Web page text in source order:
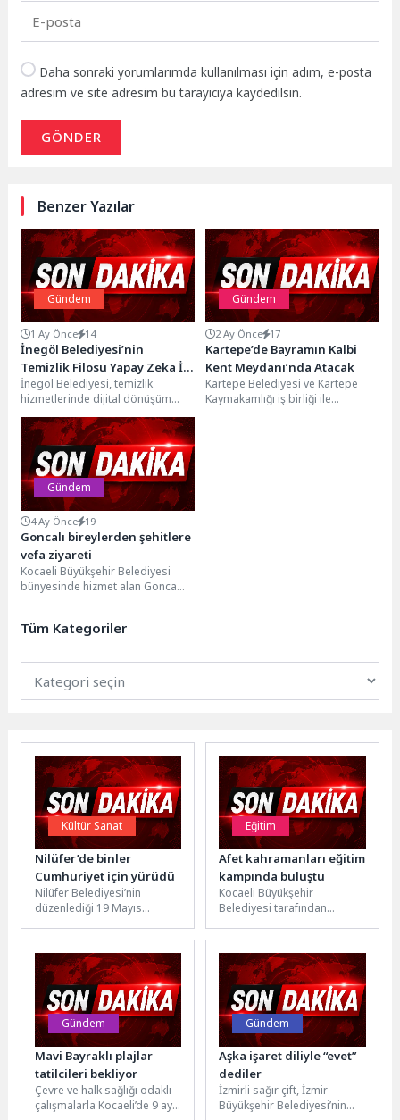
Daha sonraki yorumlarımda kullanılması için adım, e-posta
adresim ve site adresim bu tarayıcıya kaydedilsin.
GÖNDER
Benzer Yazılar
Gündem
1 Ay Önce 14
İnegöl Belediyesi’nin
Temizlik Filosu Yapay Zeka İle
Güçleniyor
İnegöl Belediyesi, temizlik
hizmetlerinde dijital dönüşüm
çalışmalarını genişleterek yapay
zeka destekli görüntü işleme
teknolojili araç...
Gündem
2 Ay Önce 17
Kartepe’de Bayramın Kalbi
Kent Meydanı’nda Atacak
Kartepe Belediyesi ve Kartepe
Kaymakamlığı iş birliği ile
Gündem
4 Ay Önce 19
Goncalı bireylerden şehitlere
vefa ziyareti
Kocaeli Büyükşehir Belediyesi
bünyesinde hizmet alan Gonca
Haftası...
Tüm Kategoriler
Kültür Sanat
Nilüfer’de binler
Cumhuriyet için yürüdü
Nilüfer Belediyesi’nin
düzenlediği 19 Mayıs
Spor Bayramı
kutlamalarında binlerce
vatandaş Fatih...
Eğitim
Afet kahramanları eğitim
kampında buluştu
Kocaeli Büyükşehir
Belediyesi tarafından
Motivasyon Kampı’nda
yaklaşık 40 sivil toplum
kuruluşundan...
Gündem
Mavi Bayraklı plajlar
tatilcileri bekliyor
Çevre ve halk sağlığı odaklı
çalışmalarla Kocaeli’de 9 ayrı
Gündem
Aşka işaret diliyle “evet”
dediler
İzmirli sağır çift, İzmir
Büyükşehir Belediyesi’nin